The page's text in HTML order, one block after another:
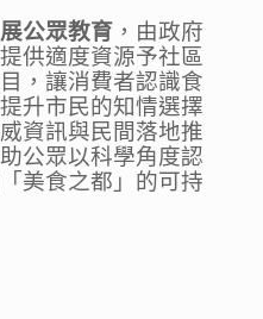
公眾教育 ，由政府
供適度資源予社區
，讓消費者認識食
升市民的知情選擇
資訊與民間落地推
公眾以科學角度認
美食之都」的可持